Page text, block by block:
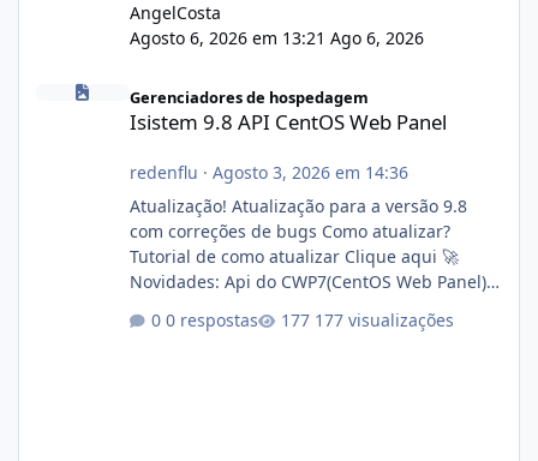
AngelCosta
Agosto 6, 2026 em 13:21 Ago 6, 2026
Isistem 9.8 API CentOS Web Panel
Gerenciadores de hospedagem
Isistem 9.8 API CentOS Web Panel
redenflu · Agosto 3, 2026 em 14:36
Atualização! Atualização para a versão 9.8
com correções de bugs Como atualizar?
Tutorial de como atualizar Clique aqui 🚀
Novidades: Api do CWP7(CentOS Web Panel)
autorizado a usasr o isistem:
0 respostas 177 visualizações